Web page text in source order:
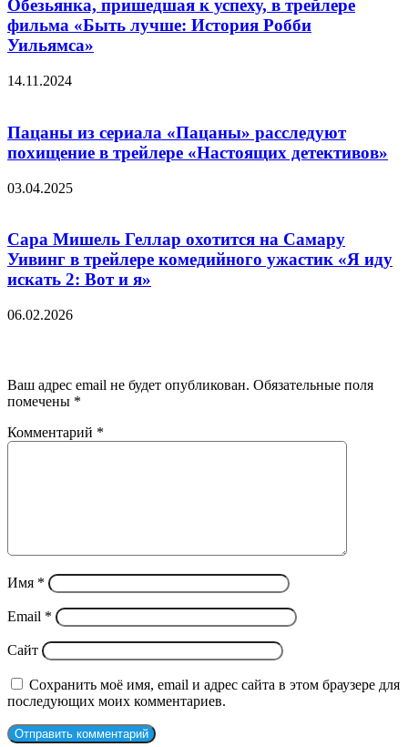
Обезьянка, пришедшая к успеху, в трейлере
фильма «Быть лучше: История Робби
Уильямса»
14.11.2024
Пацаны из сериала «Пацаны» расследуют
похищение в трейлере «Настоящих детективов»
03.04.2025
Сара Мишель Геллар охотится на Самару
Уивинг в трейлере комедийного ужастик «Я иду
искать 2: Вот и я»
06.02.2026
Ваш адрес email не будет опубликован. Обязательные поля
помечены *
Комментарий *
Имя *
Email *
Сайт
Сохранить моё имя, email и адрес сайта в этом браузере для
последующих моих комментариев.